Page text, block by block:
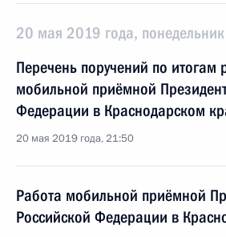
20 мая 2019 года, понедельник
Перечень поручений по итогам
мобильной приёмной
Федерации в Краснодарском
20 мая 2019 года, 21:50
Работа мобильной приёмной
Российской Федерации в